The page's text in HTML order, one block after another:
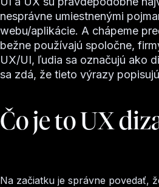
nesprávne umiestnenými
webu/aplikácie. A chápeme
bežne používajú spoločne,
UX/UI, ľudia sa označujú ako
sa zdá, že tieto výrazy
Čo je to UX
Na začiatku je správne povedať,